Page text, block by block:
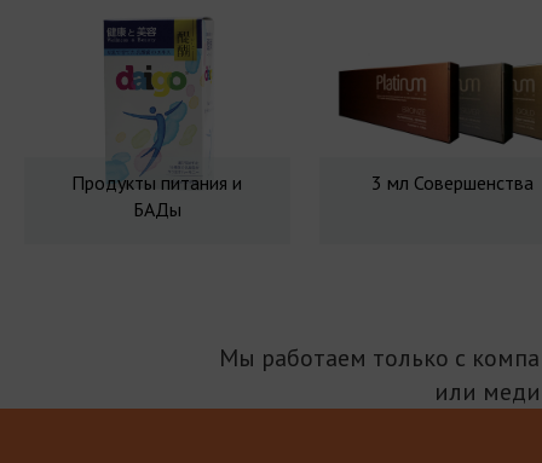
Продукты питания и
БАДы
3 мл Совершенства
Мы работаем только с
или